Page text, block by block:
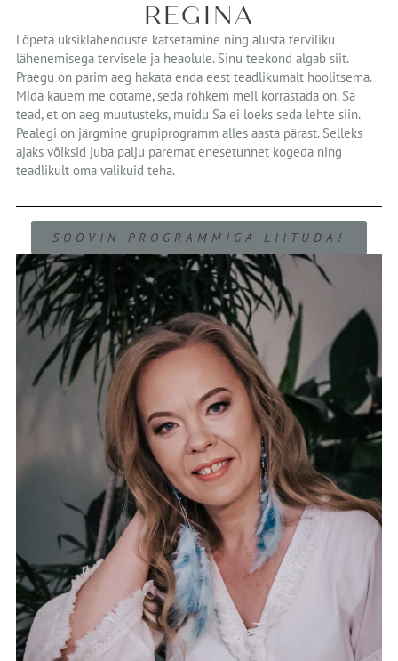
REGINA
Lõpeta üksiklahenduste katsetamine ning alusta terviliku
lähenemisega tervisele ja heaolule. Sinu teekond algab siit.
Praegu on parim aeg hakata enda eest teadlikumalt hoolitsema.
Mida kauem me ootame, seda rohkem meil korrastada on. Sa
tead, et on aeg muutusteks, muidu Sa ei loeks seda lehte siin.
Pealegi on järgmine grupiprogramm alles aasta pärast. Selleks
ajaks võiksid juba palju paremat enesetunnet kogeda ning
teadlikult oma valikuid teha.
SOOVIN PROGRAMMIGA LIITUDA!